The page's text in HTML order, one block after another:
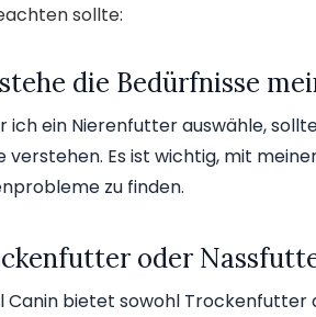
sollte:
die Bedürfnisse
ich ein Nierenfutter auswähle,
verstehen. Es ist wichtig, mit
zu finden.
oder
Canin bietet sowohl Trockenfutter